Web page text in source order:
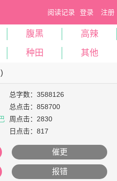
阅读记录 登录 注册
腹黑
高辣
种田 其他
总字数：3588126
总点击：858700
周点击：2830
日点击：817
催更
报错